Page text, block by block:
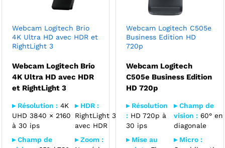
Webcam Logitech Brio
4K Ultra HD avec HDR et
RightLight 3
Webcam Logitech Brio
4K Ultra HD avec HDR
et RightLight 3
▸ Résolution :4K
UHD 3840 × 2160
à 30 ips
▸ HDR :
RightLight 3
avec HDR
▸ Champ de
▸ Zoom :
Webcam Logitech C505e
Business Edition HD
720p
Webcam Logitech
C505e Business Edition
HD 720p
▸ Résolution
: HD 720p à
30 ips
▸ Champ de
vision : 60° en
diagonale
▸ Mise au
▸ Micro :